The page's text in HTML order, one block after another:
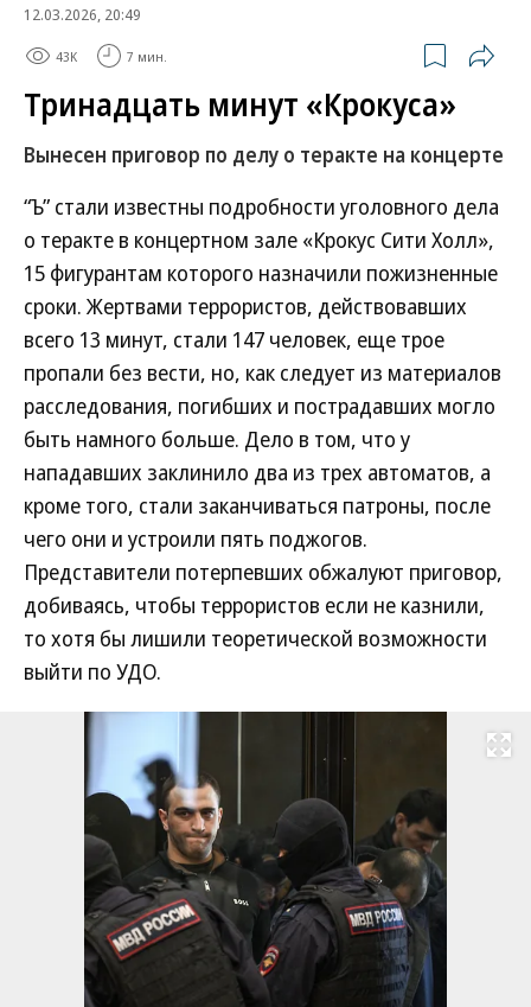
12.03.2026, 20:49
43K 7 мин.
Тринадцать минут «Крокуса»
Вынесен приговор по делу о теракте на концерте
“Ъ” стали известны подробности уголовного дела
о теракте в концертном зале «Крокус Сити Холл»,
15 фигурантам которого назначили пожизненные
сроки. Жертвами террористов, действовавших
всего 13 минут, стали 147 человек, еще трое
пропали без вести, но, как следует из материалов
расследования, погибших и пострадавших могло
быть намного больше. Дело в том, что у
нападавших заклинило два из трех автоматов, а
кроме того, стали заканчиваться патроны, после
чего они и устроили пять поджогов.
Представители потерпевших обжалуют приговор,
добиваясь, чтобы террористов если не казнили,
то хотя бы лишили теоретической возможности
выйти по УДО.
Развернуть